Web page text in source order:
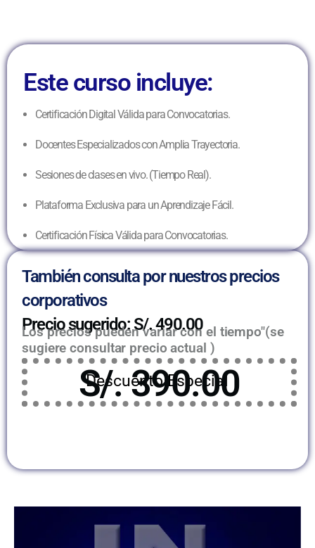
Este curso incluye:
Certificación Digital Válida para Convocatorias.
Docentes Especializados con Amplia Trayectoria.
Sesiones de clases en vivo. (Tiempo Real).
Plataforma Exclusiva para un Aprendizaje Fácil.
Certificación Física Válida para Convocatorias.
También consulta por nuestros precios
corporativos
Precio sugerido: S/. 490.00
Los precios pueden variar con el tiempo"(se
sugiere consultar precio actual )
Descuento Especial
S/. 390.00